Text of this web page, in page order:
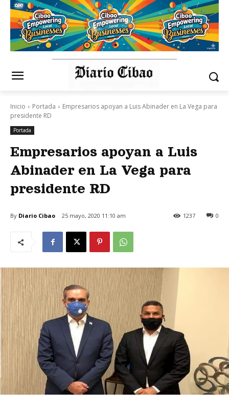
Inicio Portada
Empresarios apoyan a Luis Abinader en La Vega para
presidente RD
Portada
Empresarios apoyan a Luis
Abinader en La Vega para
presidente RD
By Diario Cibao 25 mayo, 2020 11:10 am 0
1237